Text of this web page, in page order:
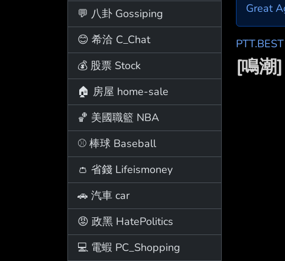
💬 八卦 Gossiping
😊 希洽 C_Chat
💰 股票 Stock
🏠 房屋 home-sale
🏀 美國職籃 NBA
⚾ 棒球 Baseball
👛 省錢 Lifeismoney
🚗 汽車 car
😡 政黑 HatePolitics
💻 電蝦 PC_Shopping
Great
[鳴潮